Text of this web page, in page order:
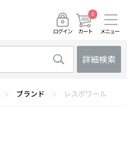
ログイン カート
0
メニュー
詳細検索
＞ ブランド ＞ レスポワール